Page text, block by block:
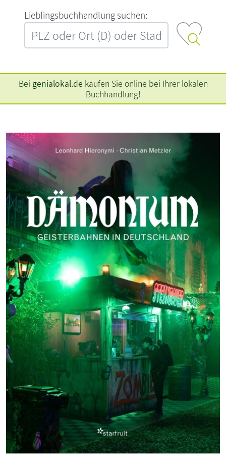
L‍i‍e‍b‍l‍i‍n‍g‍s‍b‍u‍c‍h‍h‍a‍n‍d‍l‍u‍n‍g‍ ‍s‍u‍c‍h‍e‍n‍:‍
Bei genialokal.de kaufen Sie online bei Ihrer lokalen
Buchhandlung!